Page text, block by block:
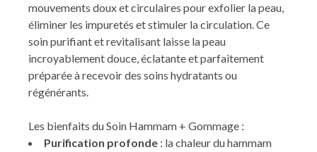
mouvements doux et circulaires pour exfolier la peau,
éliminer les impuretés et stimuler la circulation. Ce
soin purifiant et revitalisant laisse la peau
incroyablement douce, éclatante et parfaitement
préparée à recevoir des soins hydratants ou
régénérants.
Les bienfaits du Soin Hammam + Gommage :
Purification profonde : la chaleur du hammam